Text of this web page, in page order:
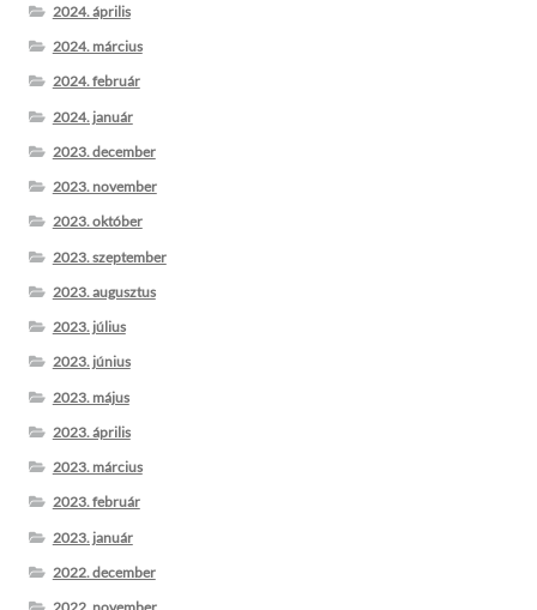
2024. április
2024. március
2024. február
2024. január
2023. december
2023. november
2023. október
2023. szeptember
2023. augusztus
2023. július
2023. június
2023. május
2023. április
2023. március
2023. február
2023. január
2022. december